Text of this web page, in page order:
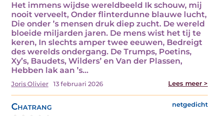
Het immens wijdse wereldbeeld Ik schouw, mij
nooit verveelt, Onder flinterdunne blauwe lucht,
Die onder ’s mensen druk diep zucht. De wereld
bloeide miljarden jaren. De mens wist het tij te
keren, In slechts amper twee eeuwen, Bedreigt
des werelds ondergang. De Trumps, Poetins,
Xy’s, Baudets, Wilders’ en Van der Plassen,
Hebben lak aan ’s…
Joris Olivier 13 februari 2026 Lees meer >
Chatrang netgedicht